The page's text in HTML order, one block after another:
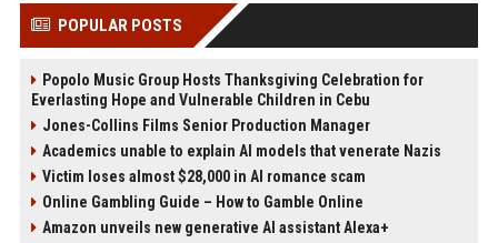
POPULAR POSTS
Popolo Music Group Hosts Thanksgiving Celebration for
Everlasting Hope and Vulnerable Children in Cebu
Jones-Collins Films Senior Production Manager
Academics unable to explain AI models that venerate Nazis
Victim loses almost $28,000 in AI romance scam
Online Gambling Guide – How to Gamble Online
Amazon unveils new generative AI assistant Alexa+